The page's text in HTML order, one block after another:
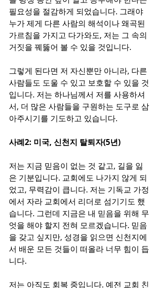
필요성을 절감하게 되었습니다. 그래야
누가 제게 다른 사람의 해석이나 왜곡된
가르침을 가지고 다가와도, 저는 그 속의
거짓을 꿰뚫어 볼 수 있을 것입니다.
그렇게 된다면 저 자신뿐만 아니라, 다른
사람들도 도울 수 있고 보호할 수 있을 것
입니다. 저는 하나님께서 저를 사용하셔
서, 더 많은 사람들을 구원하는 도구로 삼
아주시기를 기도하고 있습니다.
사례2: 미국, 신천지 탈퇴자(5년)
저는 지금 믿음이 없는 것 같고, 길을 잃
은 기분입니다. 교회에도 나가지 않게 되
었고, 무력감이 큽니다. 저는 기독교 가정
에서 자라 교회에서 리더로 섬기기도 했
습니다. 그런데 지금은 내 믿음을 위해 무
엇을 해야 할지 전혀 모르겠습니다. 믿음
을 갖고 싶지만, 성경을 읽으면 신천지에
서 배운 모든 것들이 떠올라 너무 힘이 듭
니다.
저는 아직도 회복 중입니다. 예전 교회 친